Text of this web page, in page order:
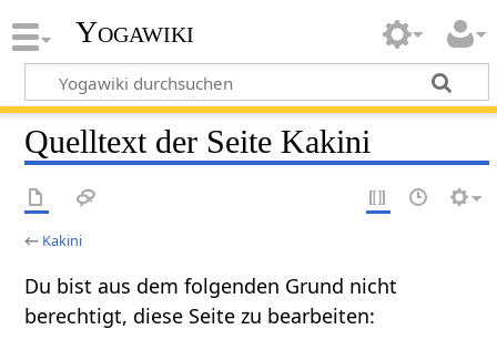
Yogawiki
Quelltext der Seite Kakini
← Kakini
Du bist aus dem folgenden Grund nicht
berechtigt, diese Seite zu bearbeiten: